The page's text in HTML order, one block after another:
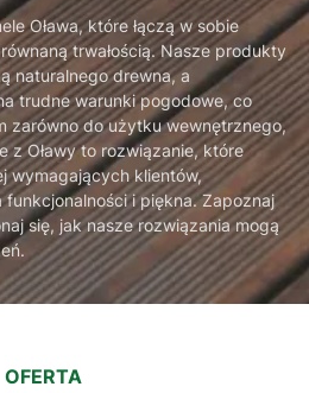
Oława, które łączą w sobie
trwałością. Nasze produkty
naturalnego drewna, a
trudne warunki pogodowe, co
zarówno do użytku wewnętrznego,
z Oławy to rozwiązanie, które
wymagających klientów,
funkcjonalności i piękna. Zapoznaj
się, jak nasze rozwiązania mogą
OFERTA